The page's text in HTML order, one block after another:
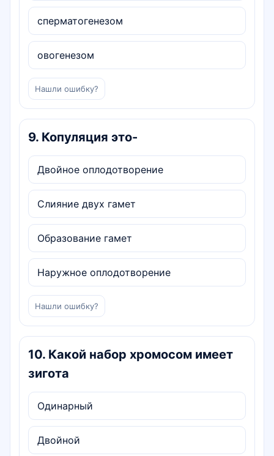
сперматогенезом
овогенезом
Нашли ошибку?
9. Копуляция это-
Двойное оплодотворение
Слияние двух гамет
Образование гамет
Наружное оплодотворение
Нашли ошибку?
10. Какой набор хромосом имеет
зигота
Одинарный
Двойной